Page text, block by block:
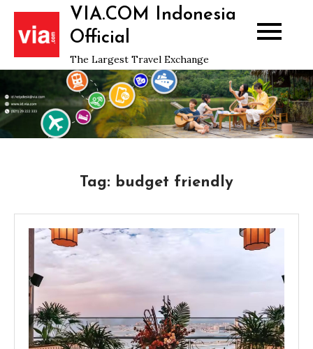
Skip
content
VIA.COM Indonesia
Official
The Largest Travel Exchange
Tag: budget friendly